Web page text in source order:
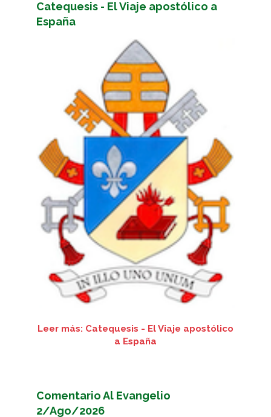
Catequesis - El Viaje apostólico a
España
Leer más: Catequesis - El Viaje apostólico
a España
Comentario Al Evangelio
2/Ago/2026